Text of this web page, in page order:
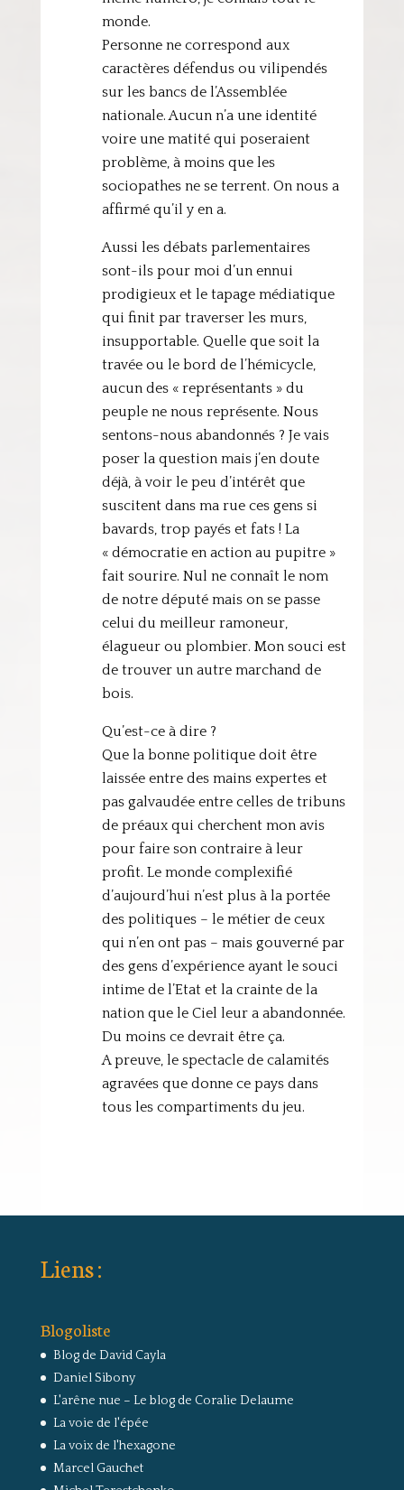
monde.
Personne ne correspond aux
caractères défendus ou vilipendés
sur les bancs de l’Assemblée
nationale. Aucun n’a une identité
voire une matité qui poseraient
problème, à moins que les
sociopathes ne se terrent. On nous a
affirmé qu’il y en a.
Aussi les débats parlementaires
sont-ils pour moi d’un ennui
prodigieux et le tapage médiatique
qui finit par traverser les murs,
insupportable. Quelle que soit la
travée ou le bord de l’hémicycle,
aucun des « représentants » du
peuple ne nous représente. Nous
sentons-nous abandonnés ? Je vais
poser la question mais j’en doute
déjà, à voir le peu d’intérêt que
suscitent dans ma rue ces gens si
bavards, trop payés et fats ! La
« démocratie en action au pupitre »
fait sourire. Nul ne connaît le nom
de notre député mais on se passe
celui du meilleur ramoneur,
élagueur ou plombier. Mon souci est
de trouver un autre marchand de
bois.
Qu’est-ce à dire ?
Que la bonne politique doit être
laissée entre des mains expertes et
pas galvaudée entre celles de tribuns
de préaux qui cherchent mon avis
pour faire son contraire à leur
profit. Le monde complexifié
d’aujourd’hui n’est plus à la portée
des politiques – le métier de ceux
qui n’en ont pas – mais gouverné par
des gens d’expérience ayant le souci
intime de l’Etat et la crainte de la
nation que le Ciel leur a abandonnée.
Du moins ce devrait être ça.
A preuve, le spectacle de calamités
agravées que donne ce pays dans
tous les compartiments du jeu.
Liens :
Blogoliste
Blog de David Cayla
Daniel Sibony
L'arêne nue – Le blog de Coralie Delaume
La voie de l'épée
La voix de l'hexagone
Marcel Gauchet